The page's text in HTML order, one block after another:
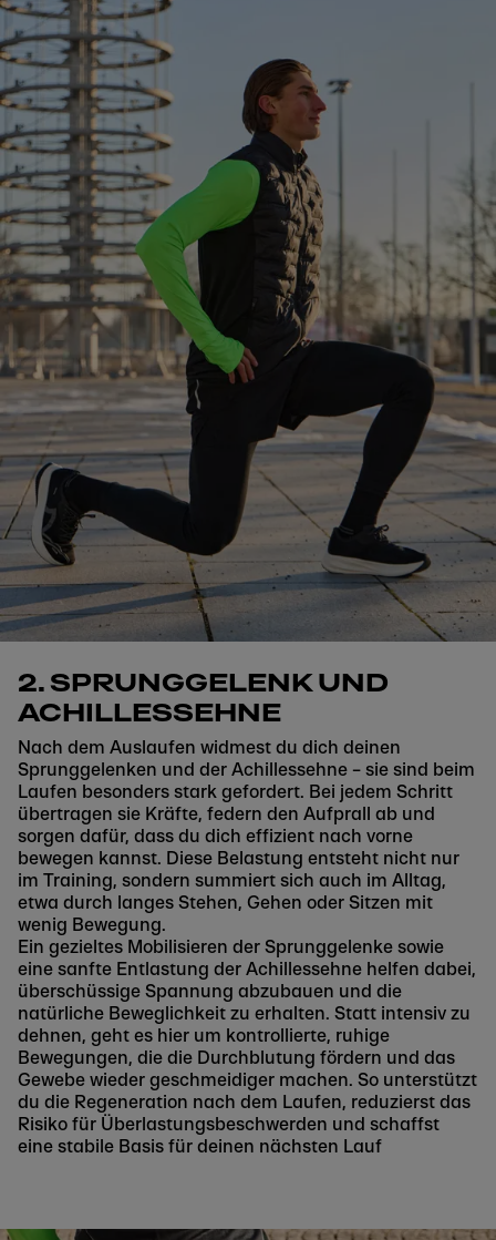
2. SPRUNGGELENK UND
ACHILLESSEHNE
Nach dem Auslaufen widmest du dich deinen
Sprunggelenken und der Achillessehne – sie sind beim
Laufen besonders stark gefordert. Bei jedem Schritt
übertragen sie Kräfte, federn den Aufprall ab und
sorgen dafür, dass du dich effizient nach vorne
bewegen kannst. Diese Belastung entsteht nicht nur
im Training, sondern summiert sich auch im Alltag,
etwa durch langes Stehen, Gehen oder Sitzen mit
wenig Bewegung.
Ein gezieltes Mobilisieren der Sprunggelenke sowie
eine sanfte Entlastung der Achillessehne helfen dabei,
überschüssige Spannung abzubauen und die
natürliche Beweglichkeit zu erhalten. Statt intensiv zu
dehnen, geht es hier um kontrollierte, ruhige
Bewegungen, die die Durchblutung fördern und das
Gewebe wieder geschmeidiger machen. So unterstützt
du die Regeneration nach dem Laufen, reduzierst das
Risiko für Überlastungsbeschwerden und schaffst
eine stabile Basis für deinen nächsten Lauf